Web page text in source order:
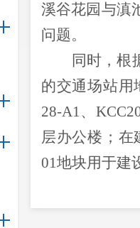
溪谷花园与滇
问题。
同时，根
的交通场站用
28-A1、
层办公楼；在
01地块用于建
（一）近